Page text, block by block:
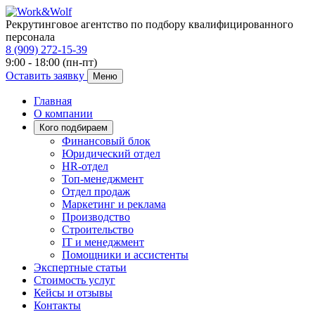
Рекрутинговое агентство по подбору квалифицированного
персонала
8 (909) 272-15-39
9:00 - 18:00 (пн-пт)
Оставить заявку
Меню
Главная
О компании
Кого подбираем
Финансовый блок
Юридический отдел
HR-отдел
Топ-менеджмент
Отдел продаж
Маркетинг и реклама
Производство
Строительство
IT и менеджмент
Помощники и ассистенты
Экспертные статьи
Стоимость услуг
Кейсы и отзывы
Контакты